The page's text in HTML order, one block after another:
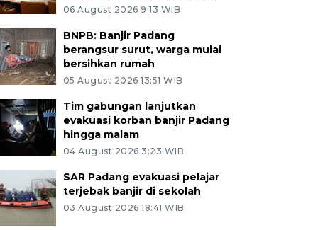
06 August 2026 9:13 WIB
BNPB: Banjir Padang
berangsur surut, warga mulai
bersihkan rumah
05 August 2026 13:51 WIB
Tim gabungan lanjutkan
evakuasi korban banjir Padang
hingga malam
04 August 2026 3:23 WIB
SAR Padang evakuasi pelajar
terjebak banjir di sekolah
03 August 2026 18:41 WIB